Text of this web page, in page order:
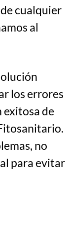
cualquier
al
los errores
de
no
para evitar